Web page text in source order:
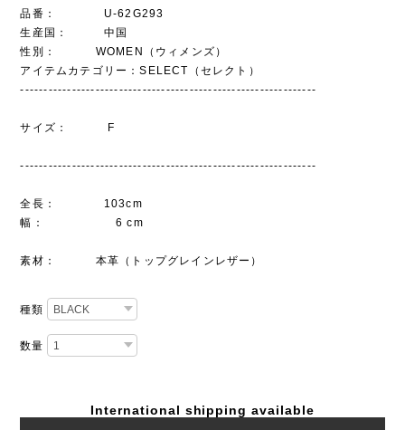
品番： U-62G293
生産国： 中国
性別： WOMEN（ウィメンズ）
アイテムカテゴリー：SELECT（セレクト）
---------------------------------------------------------------
サイズ： F
---------------------------------------------------------------
全長： 103cm
幅： 6 cm
素材： 本革（トップグレインレザー）
種類
数量
International shipping available